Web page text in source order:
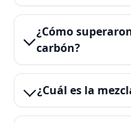
¿Cómo
carbón?
¿Cuál es la